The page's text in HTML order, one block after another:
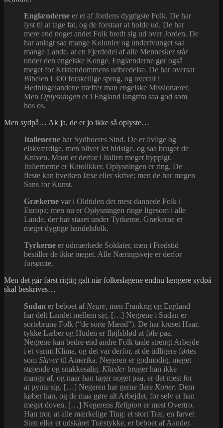
Englænderne er et af Jordens dygtigste Folk. De har
lyst til at tage fat, og de forstaar at holde ud. De har
mere end noget andet Folk bredt sig ud over Jorden. De
har anlagt saa mange Kolonier og undertvunget saa
mange Lande, at en Fjerdedel af alle Mennesker står
under den engelske Konge. Englænderne gør også
meget for Kristendommens udbredelse. De har oversat
Bibelen i 300 forskellige sprog, og overalt i
Hedningelandene træffer man engelske Missionærer.
Men Oplysningen er i England langtfra saa god som
hos os.
Men sydpå… Ak ja, de er jo ikke så oplyste…
Italienerne har Sydboeres Sind. De er livlige og
elskværdige, men bliver let hidsige, og saa bruger de
Kniven. Mord er derfor i Italien meget hyppigt.
Italiernerne er Katolikker. Oplysningen er ring. De
fleste kan hverken læse eller skrive; men de har megen
Sans for Kunst.
Grækerne var i Oldtiden det mest dannede Folk i
Europa; men nu er Oplysningen ringe ligesom i alle
Lande, der har staaet under Tyrkerne. Grækerne er
meget dygtige handelsfolk.
Tyrkerne er udmærkede Soldater, men i Fredstid
bestiller de ikke meget. Alle Næringsveje er derfor
forsømte.
Men det går først rigtig galt når folkeslagene endnu længere sydpå
skal beskrives…
Sudan er beboet af Negre, men Frankrig og England
har delt Landet mellem sig. […] Negrene i Sudan er
sortebrune Folk (“de sorte Mænd”). De har kruset Haar,
tykke Læber og Huden er fløjlsblød at føle paa.
Negrene kan bedre end andre Folk taale strengt Arbejde
i et varmt Klima, og det var derfor, at de tidligere førtes
som Slaver til Amerika. Negeren er godmodig, meget
støjende og snakkesalig. Klæder bruger han ikke
mange af, og naar han tager noget paa, er det mest for
at pynte sig. […] Negeren har gerne flere Koner. Dem
køber han, og de maa gøre alt Arbejdet, for selv er han
meget doven. […] Negerens Religion er mest Overtro.
Han tror, at alle mærkelige Ting: et stort Træ, en farvet
Sten eller et udskåret Træstykke, er beboet af Aander.